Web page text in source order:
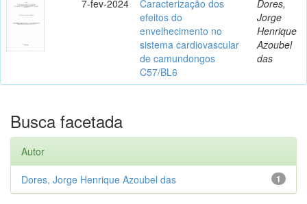
7-fev-2024
Caracterização dos
efeitos do
envelhecimento no
sistema cardiovascular
de camundongos
C57/BL6
Dores,
Jorge
Henrique
Azoubel
das
Busca facetada
Autor
1
Dores, Jorge Henrique Azoubel das